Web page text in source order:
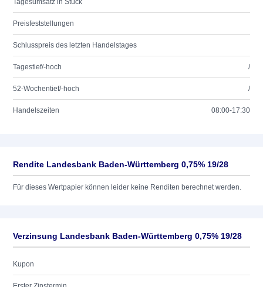
Tagesumsatz in Stück
Preisfeststellungen
Schlusspreis des letzten Handelstages
Tagestief/-hoch /
52-Wochentief/-hoch /
Handelszeiten 08:00-17:30
Rendite Landesbank Baden-Württemberg 0,75% 19/28
Für dieses Wertpapier können leider keine Renditen berechnet werden.
Verzinsung Landesbank Baden-Württemberg 0,75% 19/28
Kupon